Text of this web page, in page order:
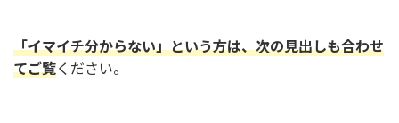
「イマイチ分からない」という方は、次の見出しも合わせ
てご覧ください。